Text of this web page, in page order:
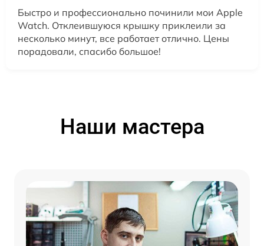
Быстро и профессионально починили мои Apple
Watch. Отклеившуюся крышку приклеили за
несколько минут, все работает отлично. Цены
порадовали, спасибо большое!
Наши мастера